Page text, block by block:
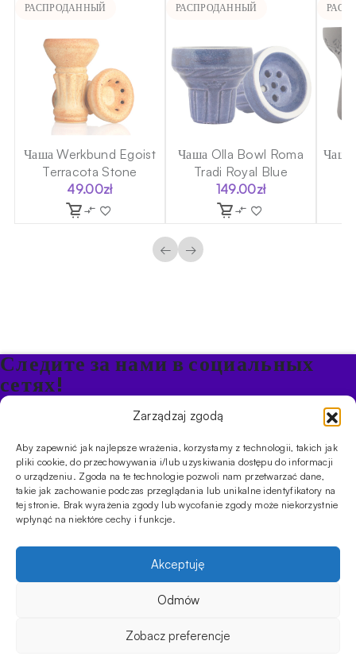
Zarządzaj zgodą
Aby zapewnić jak najlepsze wrażenia, korzystamy z technologii, takich jak
pliki cookie, do przechowywania i/lub uzyskiwania dostępu do informacji
o urządzeniu. Zgoda na te technologie pozwoli nam przetwarzać dane,
takie jak zachowanie podczas przeglądania lub unikalne identyfikatory na
tej stronie. Brak wyrażenia zgody lub wycofanie zgody może niekorzystnie
wpłynąć na niektóre cechy i funkcje.
Akceptuję
Odmów
Zobacz preferencje
РАСПРОДАННЫЙ
Чаша Werkbund Egoist
Terracota Stone
49.00zł
РАСПРОДАННЫЙ
Чаша Olla Bowl Roma
Tradi Royal Blue
149.00zł
Чаша
← →
Следите за нами в социальных
сетях!
Будьте в курсе акций и новостей в Кальяне
ПРОДУКТЫ
КальяныЧашиУгли и розжигПродукты безникотиновые
ИНФОРМАЦИЯ
АКЦИИFAQФирмыПравила работы магазина
УСЛУГИ
МагазинОбучения
CYBUCH - SHISHA SKLEP
кальяна, и с помощью наших гидов вы сможете устроить
восхитительную сессию, которая порадует ваших друзей. Мы